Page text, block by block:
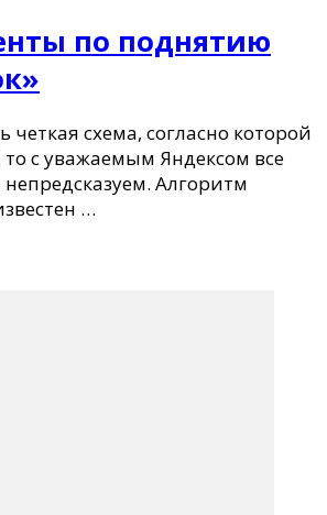
по поднятию
четкая схема, согласно которой
то с уважаемым Яндексом все
непредсказуем. Алгоритм
…